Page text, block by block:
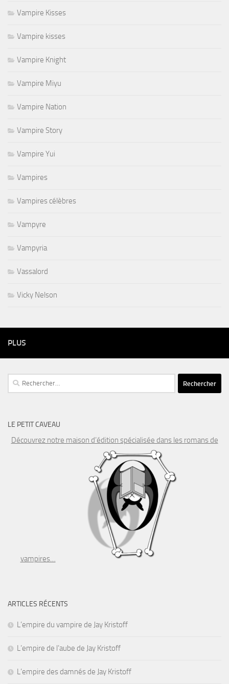
Vampire Kisses
Vampire kisses
Vampire Knight
Vampire Miyu
Vampire Nation
Vampire Story
Vampire Yui
Vampires
Vampires célèbres
Vampyre
Vampyria
Vassalord
Vicky Nelson
PLUS
Rechercher :
LE PETIT CAVEAU
Découvrez notre maison d’édition spécialisée dans les romans de
vampires…
ARTICLES RÉCENTS
L’empire du vampire de Jay Kristoff
L’empire de l’aube de Jay Kristoff
L’empire des damnés de Jay Kristoff